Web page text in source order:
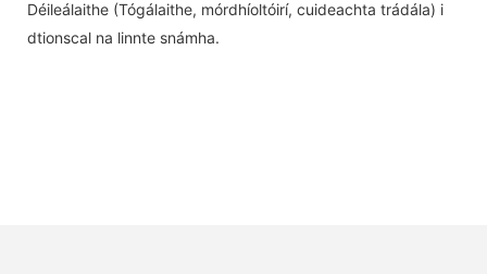
Déileálaithe (Tógálaithe, mórdhíoltóirí, cuideachta trádála) i
dtionscal na linnte snámha.